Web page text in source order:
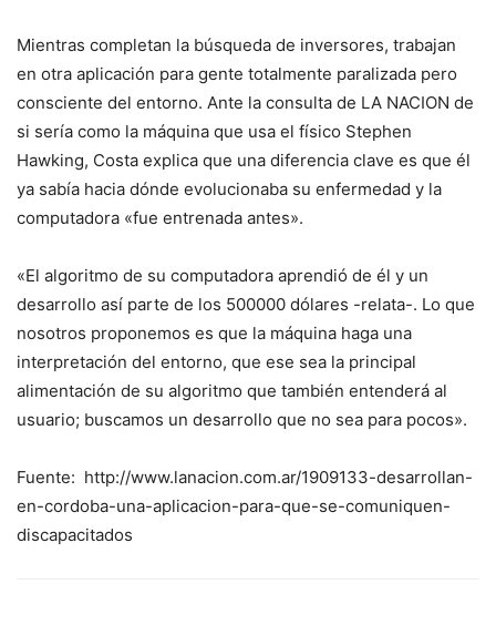
Mientras completan la búsqueda de inversores, trabajan
en otra aplicación para gente totalmente paralizada pero
consciente del entorno. Ante la consulta de LA NACION de
si sería como la máquina que usa el físico Stephen
Hawking, Costa explica que una diferencia clave es que él
ya sabía hacia dónde evolucionaba su enfermedad y la
computadora «fue entrenada antes».
«El algoritmo de su computadora aprendió de él y un
desarrollo así parte de los 500000 dólares -relata-. Lo que
nosotros proponemos es que la máquina haga una
interpretación del entorno, que ese sea la principal
alimentación de su algoritmo que también entenderá al
usuario; buscamos un desarrollo que no sea para pocos».
Fuente: http://www.lanacion.com.ar/1909133-desarrollan-
en-cordoba-una-aplicacion-para-que-se-comuniquen-
discapacitados